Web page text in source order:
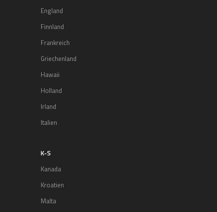
England
Finnland
Frankreich
Griechenland
Hawaii
Holland
Irland
Italien
K-S
Kanada
Kroatien
Malta